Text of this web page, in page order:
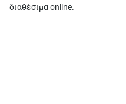
διαθέσιμα online.